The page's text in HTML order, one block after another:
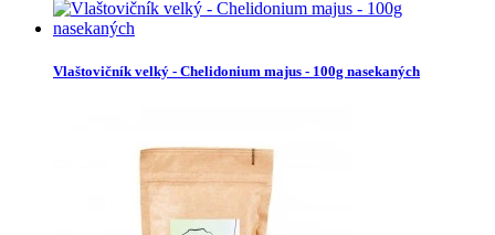
Vlaštovičník velký - Chelidonium majus - 100g nasekaných